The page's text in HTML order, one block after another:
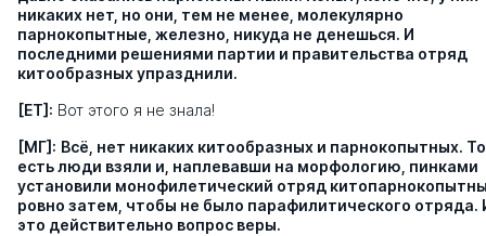
никаких нет, но они, тем не менее, молекулярно
парнокопытные, железно, никуда не денешься. И
последними решениями партии и правительства отряд
китообразных упразднили.
[ЕТ]: Вот этого я не знала!
[МГ]: Всё, нет никаких китообразных и парнокопытных. То
есть люди взяли и, наплевавши на морфологию, пинками
установили монофилетический отряд
ровно затем, чтобы не было парафилитического отряда.
это действительно вопрос веры.